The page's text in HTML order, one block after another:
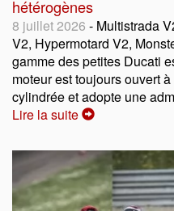
hétérogènes
8 juillet 2026 - Multistrada
V2, Hypermotard V2,
gamme des petites Ducati
moteur est toujours ouvert
cylindrée et adopte une
Lire la suite